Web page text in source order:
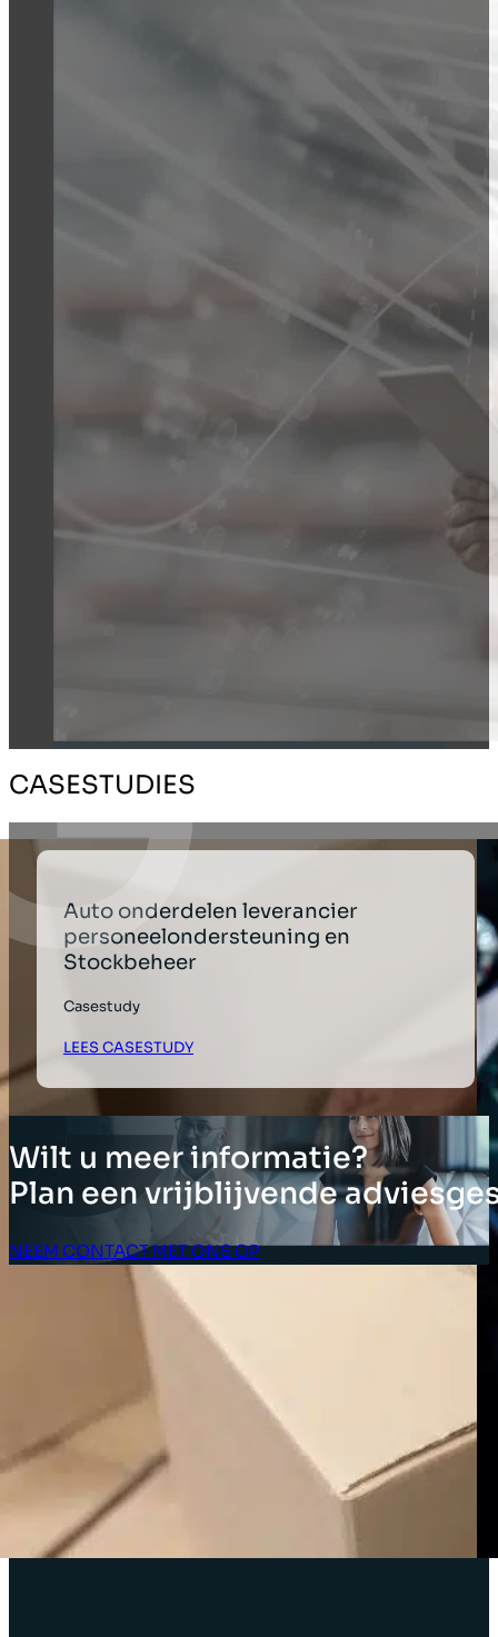
CASESTUDIES
Auto onderdelen leverancier
personeelondersteuning en
Stockbeheer
Casestudy
LEES CASESTUDY
Wilt u meer informatie?
Plan een vrijblijvende
NEEM CONTACT MET ONS OP
Klant Login
Inventarisoplossingen
Bedrijfsoplossingen
Oplossingen voor de toeleveringsketen
Asset tagging
Oplossingen voor winkelverkoop
Winkelindeling